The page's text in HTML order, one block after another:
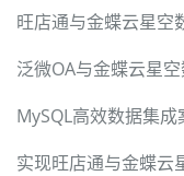
旺店通与金蝶云星空
泛微OA与金蝶云星
MySQL高效数据集成
实现旺店通与金蝶云